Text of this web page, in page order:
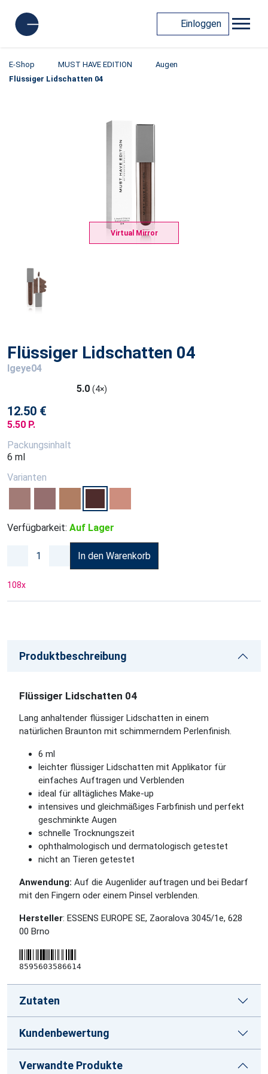
Einloggen
E-Shop MUST HAVE EDITION
Augen
Flüssiger Lidschatten 04
Virtual Mirror
Flüssiger Lidschatten 04
lgeye04
5.0 (4×)
12.50 €
5.50 P.
Packungsinhalt
6 ml
Varianten
Verfügbarkeit: Auf Lager
In den Warenkorb
108x
Produktbeschreibung
Flüssiger Lidschatten 04
Lang anhaltender flüssiger Lidschatten in einem
natürlichen Braunton mit schimmerndem Perlenfinish.
6 ml
leichter flüssiger Lidschatten mit Applikator für
einfaches Auftragen und Verblenden
ideal für alltägliches Make-up
intensives und gleichmäßiges Farbfinish und perfekt
geschminkte Augen
schnelle Trocknungszeit
ophthalmologisch und dermatologisch getestet
nicht an Tieren getestet
Anwendung: Auf die Augenlider auftragen und bei Bedarf
mit den Fingern oder einem Pinsel verblenden.
Hersteller: ESSENS EUROPE SE, Zaoralova 3045/1e, 628
00 Brno
8595603586614
Zutaten
Kundenbewertung
Verwandte Produkte